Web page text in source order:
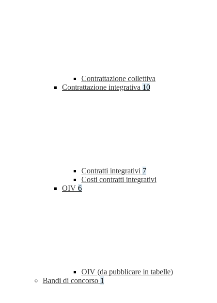
Contrattazione collettiva
Contrattazione integrativa 10
Contratti integrativi 7
Costi contratti integrativi
OIV 6
OIV (da pubblicare in tabelle)
Bandi di concorso 1